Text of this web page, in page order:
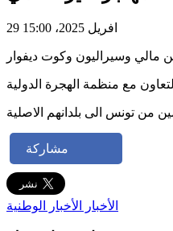
29 افريل 2025، 15:00
مشاركة
الأخبار الأخبار الوطنية